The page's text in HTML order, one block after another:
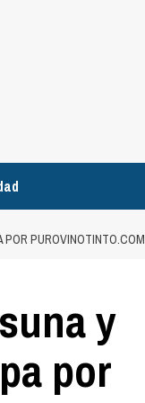
POR PUROVINOTINTO.COM
y
por